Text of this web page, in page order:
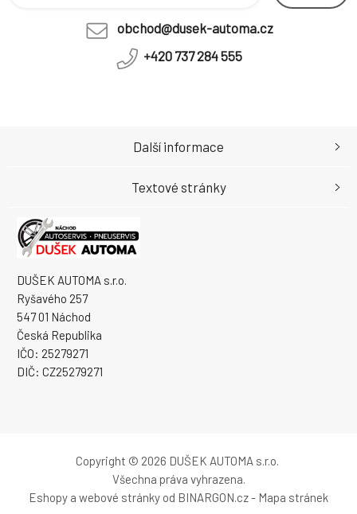
obchod@dusek-automa.cz
+420 737 284 555
DUŠEK AUTOMA s.r.o.
Ryšavého 257
547 01 Náchod
Česká Republika
IČO: 25279271
DIČ: CZ25279271
Další informace
Textové stránky
Copyright © 2026 DUŠEK AUTOMA s.r.o.
Všechna práva vyhrazena.
Eshopy a webové stránky od BINARGON.cz- Mapa stránek